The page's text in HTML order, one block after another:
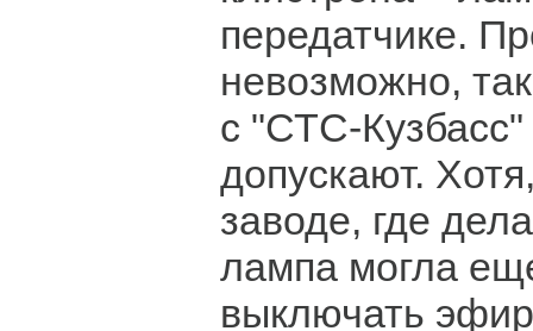
передатчике.
невозможно,
с "СТС-
допускают.
заводе, где
лампа могла
выключать